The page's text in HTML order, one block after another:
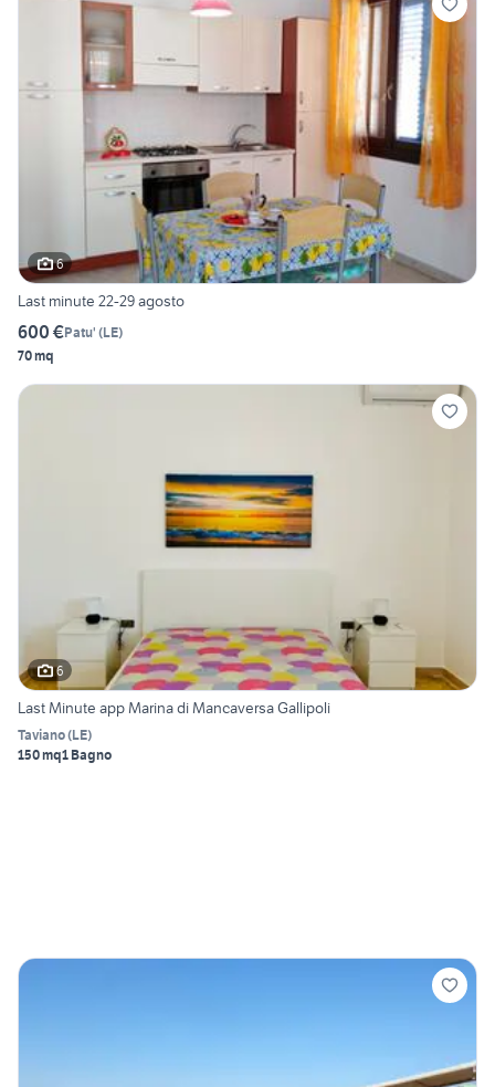
6
Last minute 22-29 agosto
600 €Patu' (LE)
70 mq
6
Last Minute app Marina di Mancaversa Gallipoli
Taviano(LE)
150 mq1 Bagno